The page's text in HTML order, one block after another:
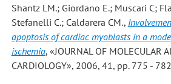
Shantz LM.; Giordano E.; Muscari C;
Stefanelli C.; Caldarera CM.,
apoptosis of cardiac myoblasts in a
ischemia, «JOURNAL OF MOLECULAR
CARDIOLOGY», 2006, 41, pp. 775 -